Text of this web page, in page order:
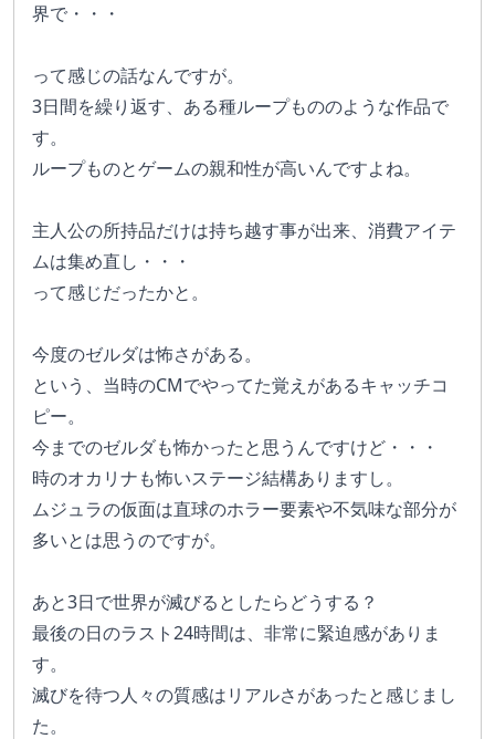
界で・・・
って感じの話なんですが。
3日間を繰り返す、ある種ループもののような作品で
す。
ループものとゲームの親和性が高いんですよね。
主人公の所持品だけは持ち越す事が出来、消費アイテ
ムは集め直し・・・
って感じだったかと。
今度のゼルダは怖さがある。
という、当時のCMでやってた覚えがあるキャッチコ
ピー。
今までのゼルダも怖かったと思うんですけど・・・
時のオカリナも怖いステージ結構ありますし。
ムジュラの仮面は直球のホラー要素や不気味な部分が
多いとは思うのですが。
あと3日で世界が滅びるとしたらどうする？
最後の日のラスト24時間は、非常に緊迫感がありま
す。
滅びを待つ人々の質感はリアルさがあったと感じまし
た。